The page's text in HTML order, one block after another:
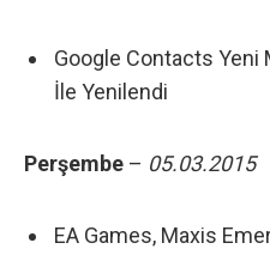
Google Contacts Yeni
İle Yenilendi
Perşembe – 05.03.2015
EA Games, Maxis